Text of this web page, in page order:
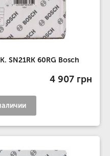
SN21RK 60RG Bosch
4 907 грн